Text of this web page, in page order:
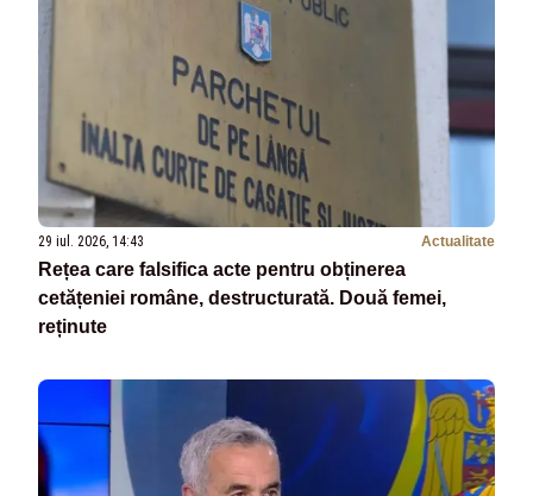
29 iul. 2026, 14:43 Actualitate
Rețea care falsifica acte pentru obținerea
cetățeniei române, destructurată. Două femei,
reținute